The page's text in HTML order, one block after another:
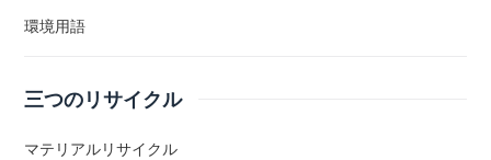
環境用語
三つのリサイクル
マテリアルリサイクル